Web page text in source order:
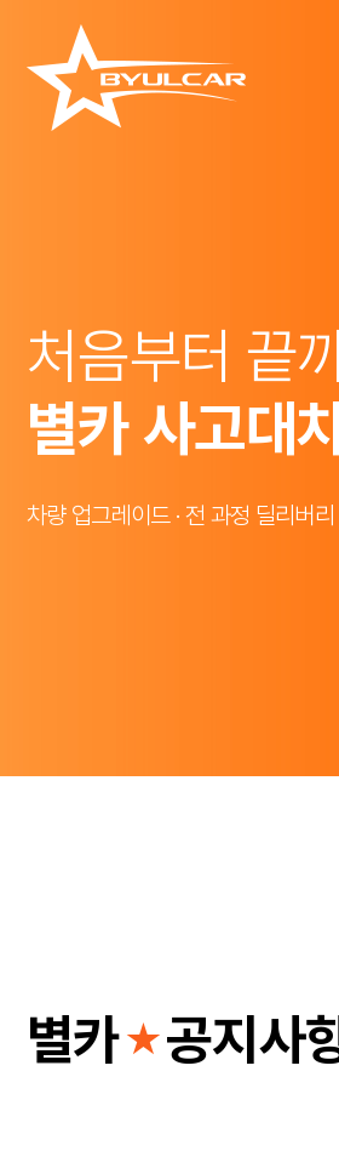
처음부터 끝
별카 사고대
차량 업그레이드 · 전 과정 딜리버
별카★공지사